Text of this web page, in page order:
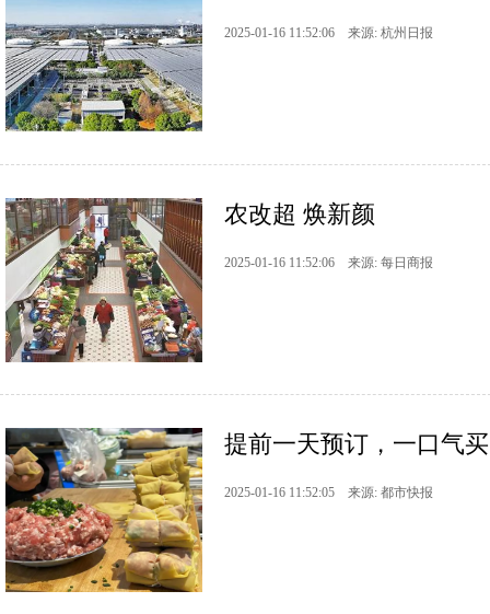
2025-01-16 11:52:06 来源: 杭州日报
农改超 焕新颜
2025-01-16 11:52:06 来源: 每日商报
提前一天预订，一口气
2025-01-16 11:52:05 来源: 都市快报